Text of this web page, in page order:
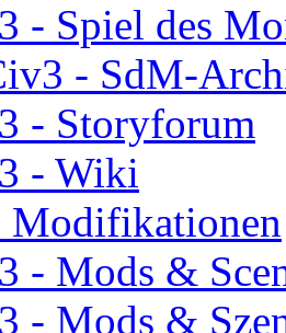
- Spiel des
- SdM-
- Storyforum
- Wiki
Modifikationen
- Mods &
- Mods &